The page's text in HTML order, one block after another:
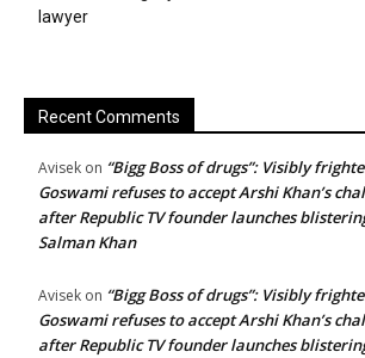
lawyer
Recent Comments
Avisek on “Bigg Boss of drugs”: Visibly
Goswami refuses to accept Arshi Khan’s
after Republic TV founder launches
Salman Khan
Avisek on “Bigg Boss of drugs”: Visibly
Goswami refuses to accept Arshi Khan’s
after Republic TV founder launches